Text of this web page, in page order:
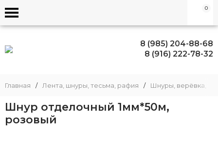
0
8 (985) 204-88-68
8 (916) 222-78-32
Главная / Лента, шнуры, тесьма, рафия / Шнуры, верёвка,
Шнур отделочный 1мм*50м,
розовый